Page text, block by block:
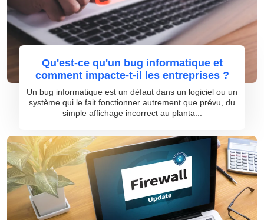
Qu'est-ce qu'un bug informatique et
comment impacte-t-il les entreprises ?
Un bug informatique est un défaut dans un logiciel ou un
système qui le fait fonctionner autrement que prévu, du
simple affichage incorrect au planta...